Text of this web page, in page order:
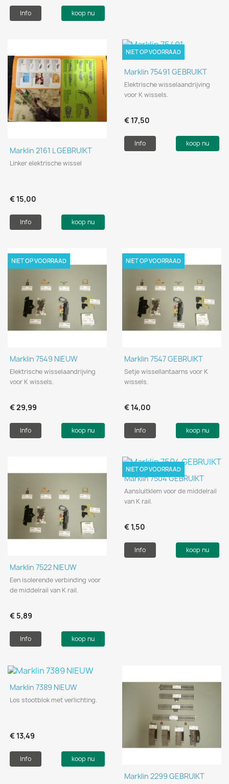
Info koop nu
Marklin 2161 L GEBRUIKT
Linker elektrische wissel
€ 15,00
Info koop nu
Marklin 75491 GEBRUIKT
Elektrische wisselaandrijving
voor K wissels.
€ 17,50
Info koop nu
NIET OP VOORRAAD
Marklin 7549 NIEUW
Elektrische wisselaandrijving
voor K wissels.
€ 29,99
Info koop nu
NIET OP VOORRAAD
Marklin 7547 GEBRUIKT
Setje wissellantaarns voor K
wissels.
€ 14,00
Info koop nu
NIET OP VOORRAAD
Marklin 7522 NIEUW
Een isolerende verbinding voor
de middelrail van K rail.
€ 5,89
Info koop nu
Marklin 7504 GEBRUIKT
Aansluitklem voor de middelrail
van K rail.
€ 1,50
Info koop nu
NIET OP VOORRAAD
Marklin 7389 NIEUW
Los stootblok met verlichting.
€ 13,49
Info koop nu
Marklin 2299 GEBRUIKT